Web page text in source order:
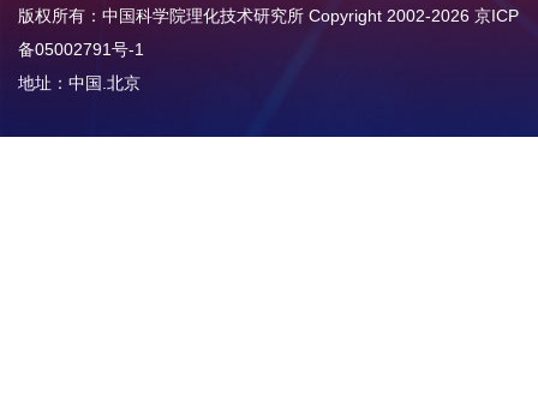
版权所有：中国科学院理化技术研究所 Copyright 2002-2026 京ICP
备05002791号-1
地址：中国.北京